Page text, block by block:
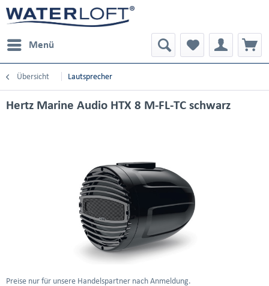
Menü
Übersicht Lautsprecher
Hertz Marine Audio HTX 8 M-FL-TC schwarz
Preise nur für unsere Handelspartner nach Anmeldung.